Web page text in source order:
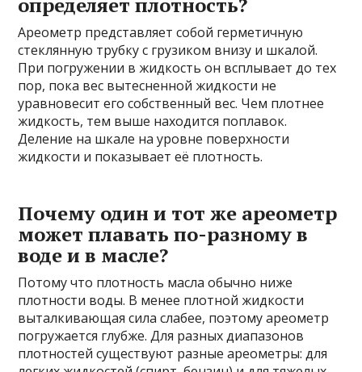
Ареометр представляет собой герметичную
стеклянную трубку с грузиком внизу и шкалой.
При погружении в жидкость он всплывает до тех
пор, пока вес вытесненной жидкости не
уравновесит его собственный вес. Чем плотнее
жидкость, тем выше находится поплавок.
Деление на шкале на уровне поверхности
жидкости и показывает её плотность.
Почему один и тот же ареометр
может плавать по-разному в
воде и в масле?
Потому что плотность масла обычно ниже
плотности воды. В менее плотной жидкости
выталкивающая сила слабее, поэтому ареометр
погружается глубже. Для разных диапазонов
плотностей существуют разные ареометры: для